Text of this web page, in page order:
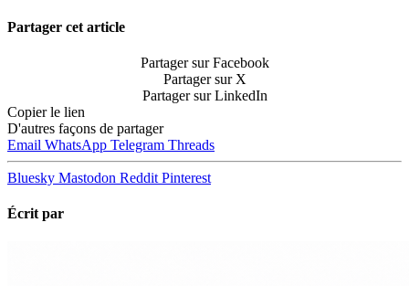
Partager cet article
Partager sur Facebook
Partager sur X
Partager sur LinkedIn
Copier le lien
D'autres façons de partager
Email WhatsApp Telegram Threads
Bluesky Mastodon Reddit Pinterest
Écrit par